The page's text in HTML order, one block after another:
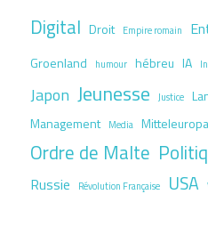
Digital Droit Empire romain
Groenland humour hébreu IA
Japon Jeunesse Justice
Management Media Mitteleuropa
Ordre de Malte
Russie Révolution Française USA